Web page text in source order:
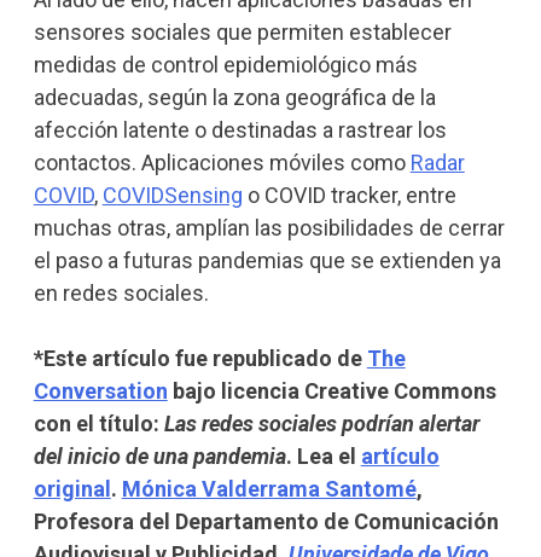
sensores sociales que permiten establecer
medidas de control epidemiológico más
adecuadas, según la zona geográfica de la
afección latente o destinadas a rastrear los
contactos. Aplicaciones móviles como Radar
COVID, COVIDSensing o COVID tracker, entre
muchas otras, amplían las posibilidades de cerrar
el paso a futuras pandemias que se extienden ya
en redes sociales.
*Este artículo fue republicado de The
Conversation bajo licencia Creative Commons
con el título: Las redes sociales podrían alertar
del inicio de una pandemia. Lea el artículo
original . Mónica Valderrama Santomé,
Profesora del Departamento de Comunicación